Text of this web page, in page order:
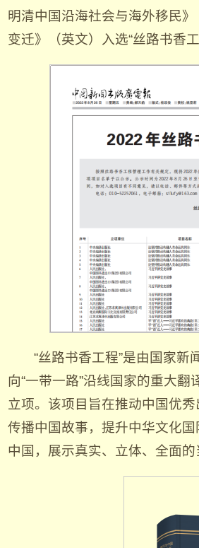
明清中国沿海社会与海外移民
变迁》（英文）入选“丝路书香工
“丝路书香工程”是由国家
向“一带一路”沿线国家的重大
立项。该项目旨在推动中国优
传播中国故事，提升中华文化
中国，展示真实、立体、全面的